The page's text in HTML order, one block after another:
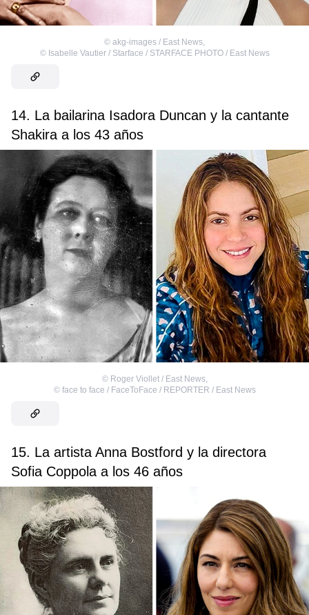
© akg-images / East News
© Isabelle Vautier / Starface / STARFACE PHOTO / East News
14. La bailarina Isadora Duncan y la cantante
Shakira a los 43 años
© Roger Viollet / East News,
© face to face / FaceToFace / REPORTER / East News
15. La artista Anna Bostford y la directora
Sofia Coppola a los 46 años